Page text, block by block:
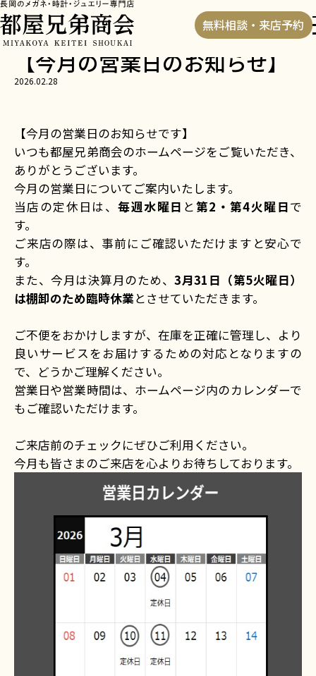
無料相談・来店予約
HOME> お知らせ >【今月の営業日のお知らせ】
【今月の営業日のお知らせ】
2026.02.28
【今月の営業日のお知らせです】
いつも都屋兄弟商会のホームページをご覧いただき、
ありがとうございます。
今月の営業日についてご案内いたします。
当店の定休日は、毎週水曜日 と第2・第4火曜日で
す。
ご来店の際は、事前にご確認いただけますと安心で
す。
また、今月は決算月のため、3月31日（第5火曜日）
は棚卸のため臨時休業とさせていただきます。
ご不便をおかけしますが、在庫を正確に管理し、より
良いサービスをお届けするための対応となりますの
で、どうかご理解ください。
営業日や営業時間は、ホームページ内のカレンダーで
もご確認いただけます。
ご来店前のチェックにぜひご利用ください。
今月も皆さまのご来店を心よりお待ちしております。